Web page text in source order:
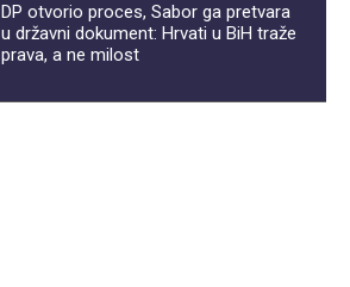
DP otvorio proces, Sabor ga pretvara
u državni dokument: Hrvati u BiH traže
prava, a ne milost